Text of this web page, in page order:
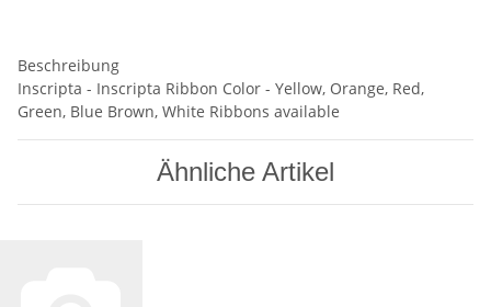
Beschreibung
Inscripta - Inscripta Ribbon Color - Yellow, Orange, Red,
Green, Blue Brown, White Ribbons available
Ähnliche Artikel